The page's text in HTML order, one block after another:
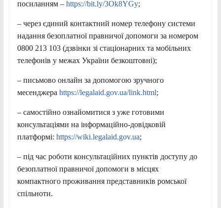
посиланням – https://bit.ly/3Ok8YGy;
– через єдиний контактний номер телефону системи
надання безоплатної правничої допомоги за номером
0800 213 103 (дзвінки зі стаціонарних та мобільних
телефонів у межах України безкоштовні);
– письмово онлайн за допомогою зручного
месенджера https://legalaid.gov.ua/link.html;
– самостійно ознайомитися з уже готовими
консультаціями на інформаційно-довідковій
платформі: https://wiki.legalaid.gov.ua;
– під час роботи консультаційних пунктів доступу до
безоплатної правничої допомоги в місцях
компактного проживання представників ромської
спільноти.